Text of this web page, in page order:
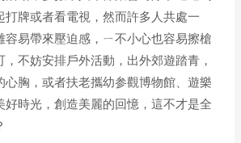
打牌或者看電視，然而許多人共處一
容易帶來壓迫感，ㄧ不小心也容易擦槍
不妨安排戶外活動，出外郊遊踏青，
心胸，或者扶老攜幼参觀博物館、遊樂
好時光，創造美麗的回憶，這不才是全